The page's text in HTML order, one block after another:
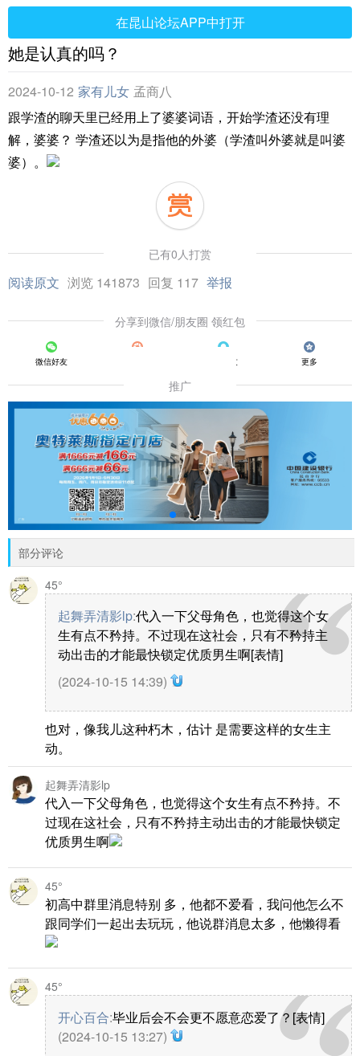
在昆山论坛APP中打开
她是认真的吗？
2024-10-12 家有儿女 孟商八
跟学渣的聊天里已经用上了婆婆词语，开始学渣还没有理
解，婆婆？ 学渣还以为是指他的外婆（学渣叫外婆就是叫婆
婆）。
已有0人打赏
阅读原文 浏览 141873 回复 117 举报
分享到微信/朋友圈 领红包
微信好友 QQ好友 更多
推广
部分评论
45°
起舞弄清影lp:代入一下父母角色，也觉得这个女
生有点不矜持。不过现在这社会，只有不矜持主
动出击的才能最快锁定优质男生啊[表情]
(2024-10-15 14:39)
也对，像我儿这种朽木，估计 是需要这样的女生主
动。
起舞弄清影lp
代入一下父母角色，也觉得这个女生有点不矜持。不
过现在这社会，只有不矜持主动出击的才能最快锁定
优质男生啊
45°
初高中群里消息特别 多，他都不爱看，我问他怎么不
跟同学们一起出去玩玩，他说群消息太多，他懒得看
45°
开心百合:毕业后会不会更不愿意恋爱了？[表情]
(2024-10-15 13:27)